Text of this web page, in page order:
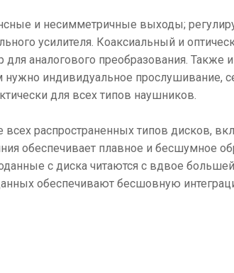
и несимметричные выходы;
усилителя. Коаксиальный и
аналогового преобразования.
индивидуальное прослушивание,
для всех типов наушников.
распространенных типов дисков,
обеспечивает плавное и бесшумное
с диска читаются с вдвое
обеспечивают бесшовную